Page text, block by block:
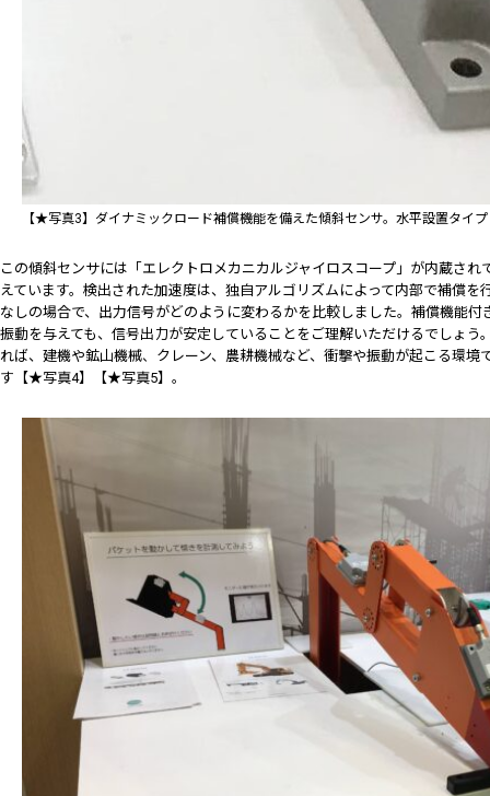
【★写真3】ダイナミックロード補償機能を備えた傾斜センサ。水平設置タイ
この傾斜センサには「エレクトロメカニカルジャイロスコープ」が内蔵さ
えています。検出された加速度は、独自アルゴリズムによって内部で補償
なしの場合で、出力信号がどのように変わるかを比較しました。補償機能
振動を与えても、信号出力が安定していることをご理解いただけるでしょ
れば、建機や鉱山機械、クレーン、農耕機械など、衝撃や振動が起こる環
す【★写真4】【★写真5】。